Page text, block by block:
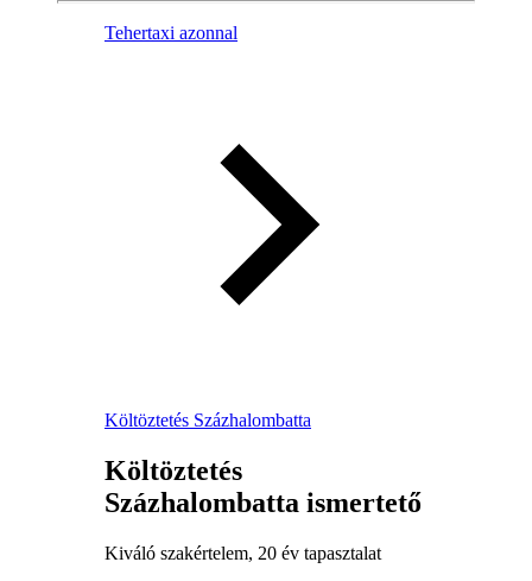
Tehertaxi azonnal
Költöztetés Százhalombatta
Költöztetés
Százhalombatta ismertető
Kiváló szakértelem, 20 év tapasztalat